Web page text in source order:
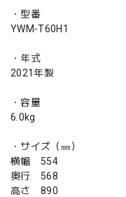
・型番
YWM-T60H1
・年式
2021年製
・容量
6.0kg
・サイズ（㎜）
横幅 554
奥行 568
高さ 890